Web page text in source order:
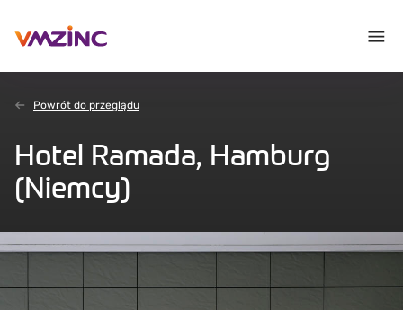
Powrót do przeglądu
Hotel Ramada, Hamburg
(Niemcy)